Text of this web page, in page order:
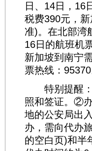
日、14日，16
税费390元，
准)。在北部湾
16日的航班机
新加坡到南宁
票热线：95370
特别提醒：①
照和签证。②
地的公安局出
办，需向代办
的空白页)和半